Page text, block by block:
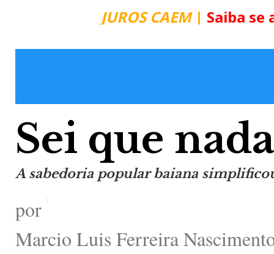
JUROS CAEM| Saiba se
Sei que
A sabedoria popular baiana
por
Marcio Luis Ferreira